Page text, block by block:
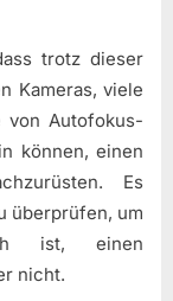
trotz dieser
Kameras, viele
von Autofokus-
können, einen
Es
überprüfen, um
ist, einen
nicht.